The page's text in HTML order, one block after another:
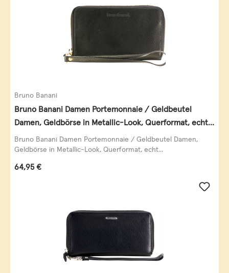
Bruno Banani
Bruno Banani Damen Portemonnaie / Geldbeutel
Damen, Geldbörse in Metallic-Look, Querformat, echt
Leder, schwarz-gold
Bruno Banani Damen Portemonnaie / Geldbeutel Damen,
Geldbörse in Metallic-Look, Querformat, echt...
Regulärer Preis:
64,95 €